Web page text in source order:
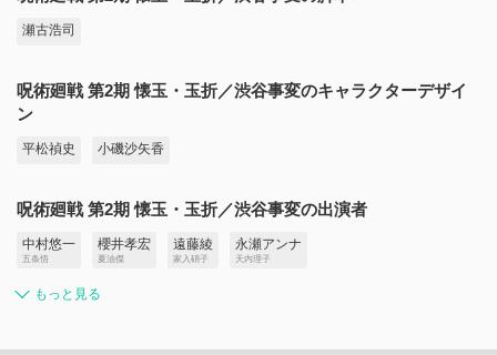
瀬古浩司
呪術廻戦 第2期 懐玉・玉折／渋谷事変のキャラクターデザイ
ン
平松禎史 小磯沙矢香
呪術廻戦 第2期 懐玉・玉折／渋谷事変の出演者
中村悠一
五条悟
櫻井孝宏
夏油傑
遠藤綾
家入硝子
永瀬アンナ
天内理子
もっと見る